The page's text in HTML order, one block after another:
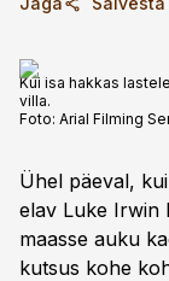
Kui isa hakkas
villa.
Foto: Arial Filming
Ühel päeval,
elav Luke Irwin
maasse auku
kutsus kohe